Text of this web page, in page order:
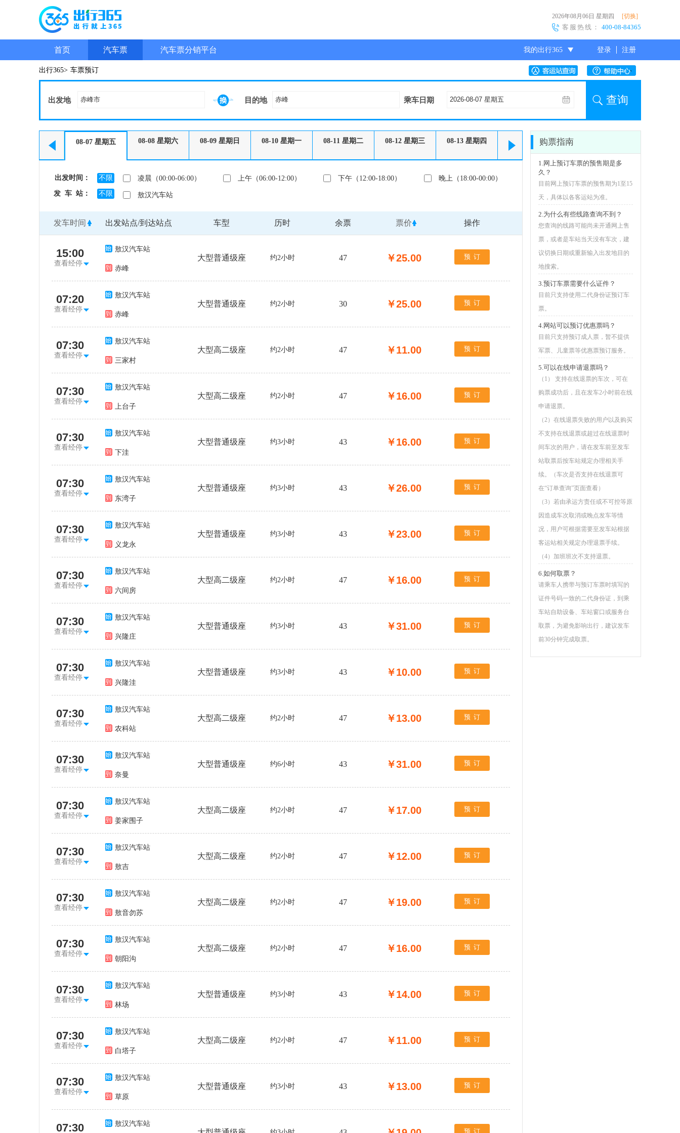
2026年08月06日 星期四 [切换]
客服热线： 400-08-84365
首页 汽车票 汽车票分销平台 我的出行365 登录 注册
尊敬的会员
出行365> 车票预订
出发地 目的地 乘车日期 查询
08-07 星期五 08-08 星期六 08-09 星期日 08-10 星期一 08-11 星期二 08-12 星期三 08-13 星期四
出发时间： 不限 凌晨（00:00-06:00） 上午（06:00-12:00） 下午（12:00-18:00） 晚上（18:00-00:00）
发 车 站： 不限 敖汉汽车站
发车时间 出发站点/到达站点 车型 历时 余票 票价 操作
15:00
查看经停
敖汉汽车站
赤峰
大型普通级座 约2小时 47 ￥25.00 预订
07:20
查看经停
敖汉汽车站
赤峰
大型普通级座 约2小时 30 ￥25.00 预订
07:30
查看经停
敖汉汽车站
三家村
大型高二级座 约2小时 47 ￥11.00 预订
07:30
查看经停
敖汉汽车站
上台子
大型高二级座 约2小时 47 ￥16.00 预订
07:30
查看经停
敖汉汽车站
下洼
大型普通级座 约3小时 43 ￥16.00 预订
07:30
查看经停
敖汉汽车站
东湾子
大型普通级座 约3小时 43 ￥26.00 预订
07:30
查看经停
敖汉汽车站
义龙永
大型普通级座 约3小时 43 ￥23.00 预订
07:30
查看经停
敖汉汽车站
六间房
大型高二级座 约2小时 47 ￥16.00 预订
07:30
查看经停
敖汉汽车站
兴隆庄
大型普通级座 约3小时 43 ￥31.00 预订
07:30
查看经停
敖汉汽车站
兴隆洼
大型普通级座 约3小时 43 ￥10.00 预订
07:30
查看经停
敖汉汽车站
农科站
大型高二级座 约2小时 47 ￥13.00 预订
07:30
查看经停
敖汉汽车站
奈曼
大型普通级座 约6小时 43 ￥31.00 预订
07:30
查看经停
敖汉汽车站
姜家围子
大型高二级座 约2小时 47 ￥17.00 预订
07:30
查看经停
敖汉汽车站
敖吉
大型高二级座 约2小时 47 ￥12.00 预订
07:30
查看经停
敖汉汽车站
敖音勿苏
大型高二级座 约2小时 47 ￥19.00 预订
07:30
查看经停
敖汉汽车站
朝阳沟
大型高二级座 约2小时 47 ￥16.00 预订
07:30
查看经停
敖汉汽车站
林场
大型普通级座 约3小时 43 ￥14.00 预订
07:30
查看经停
敖汉汽车站
白塔子
大型高二级座 约2小时 47 ￥11.00 预订
07:30
查看经停
敖汉汽车站
草原
大型普通级座 约3小时 43 ￥13.00 预订
07:30 敖汉汽车站
预订
购票指南
1.网上预订车票的预售期是多
久？
目前网上预订车票的预售期为1至15
天，具体以各客运站为准。
2.为什么有些线路查询不到？
您查询的线路可能尚未开通网上售
票，或者是车站当天没有车次，建
议切换日期或重新输入出发地目的
地搜索。
3.预订车票需要什么证件？
目前只支持使用二代身份证预订车
票。
4.网站可以预订优惠票吗？
目前只支持预订成人票，暂不提供
军票、儿童票等优惠票预订服务。
5.可以在线申请退票吗？
（1） 支持在线退票的车次，可在
购票成功后，且在发车2小时前在线
申请退票。
（2）在线退票失败的用户以及购买
不支持在线退票或超过在线退票时
间车次的用户，请在发车前至发车
站取票后按车站规定办理相关手
续。（车次是否支持在线退票可
在“订单查询”页面查看）
（3）若由承运方责任或不可控等原
因造成车次取消或晚点发车等情
况，用户可根据需要至发车站根据
客运站相关规定办理退票手续。
（4）加班班次不支持退票。
6.如何取票？
请乘车人携带与预订车票时填写的
证件号码一致的二代身份证，到乘
车站自助设备、车站窗口或服务台
取票，为避免影响出行，建议发车
前30分钟完成取票。